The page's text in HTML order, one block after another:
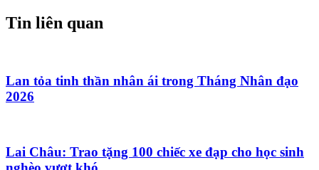
Tin liên quan
Lan tỏa tinh thần nhân ái trong Tháng Nhân đạo
2026
Lai Châu: Trao tặng 100 chiếc xe đạp cho học sinh